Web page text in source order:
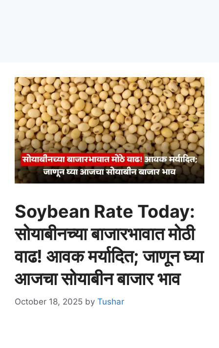
Soybean Rate Today:
सोयाबीनच्या बाजारभावात मोठी
वाढ! आवक मर्यादित; जाणून घ्या
आजचा सोयाबीन बाजार भाव
October 18, 2025 by Tushar